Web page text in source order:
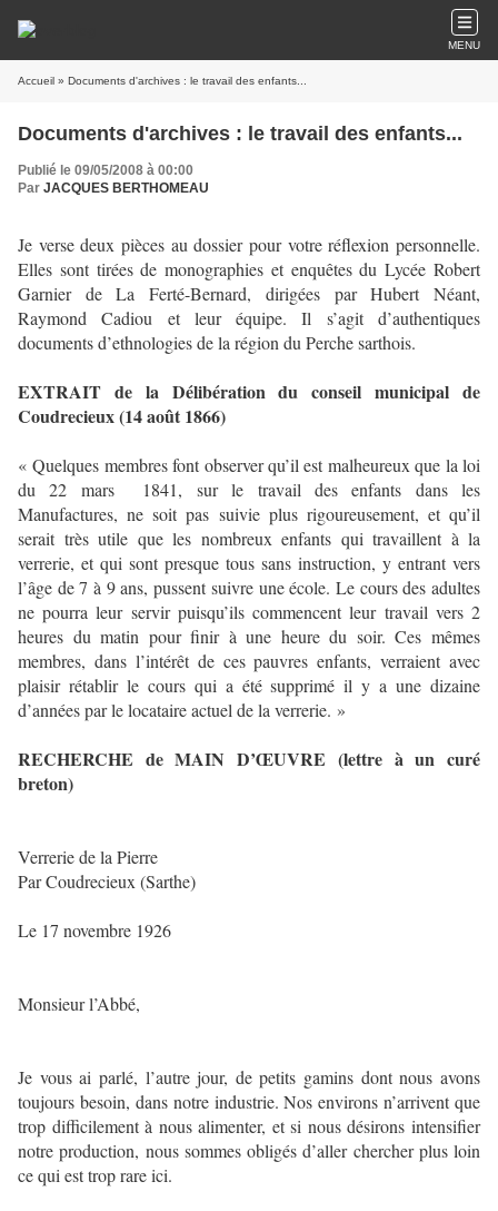
MENU
Accueil » Documents d'archives : le travail des enfants...
Documents d'archives : le travail des enfants...
Publié le 09/05/2008 à 00:00
Par JACQUES BERTHOMEAU
Je verse deux pièces au dossier pour votre réflexion personnelle.
Elles sont tirées de monographies et enquêtes du Lycée Robert
Garnier de La Ferté-Bernard, dirigées par Hubert Néant,
Raymond Cadiou et leur équipe. Il s’agit d’authentiques
documents d’ethnologies de la région du Perche sarthois.
EXTRAIT de la Délibération du conseil municipal de
Coudrecieux (14 août 1866)
« Quelques membres font observer qu’il est malheureux que la loi
du 22 mars
1841, sur le travail des enfants dans les
Manufactures, ne soit pas suivie plus rigoureusement, et qu’il
serait très utile que les nombreux enfants qui travaillent à la
verrerie, et qui sont presque tous sans instruction, y entrant vers
l’âge de 7 à 9 ans, pussent suivre une école. Le cours des adultes
ne pourra leur servir puisqu’ils commencent leur travail vers 2
heures du matin pour finir à une heure du soir. Ces mêmes
membres, dans l’intérêt de ces pauvres enfants, verraient avec
plaisir rétablir le cours qui a été supprimé il y a une dizaine
d’années par le locataire actuel de la verrerie. »
RECHERCHE de MAIN D’ŒUVRE (lettre à un curé
breton)
Verrerie de la Pierre
Par Coudrecieux (Sarthe)
Le 17 novembre 1926
Monsieur l’Abbé,
Je vous ai parlé, l’autre jour, de petits gamins dont nous avons
toujours besoin, dans notre industrie. Nos environs n’arrivent que
trop difficilement à nous alimenter, et si nous désirons intensifier
notre production, nous sommes obligés d’aller chercher plus loin
ce qui est trop rare ici.